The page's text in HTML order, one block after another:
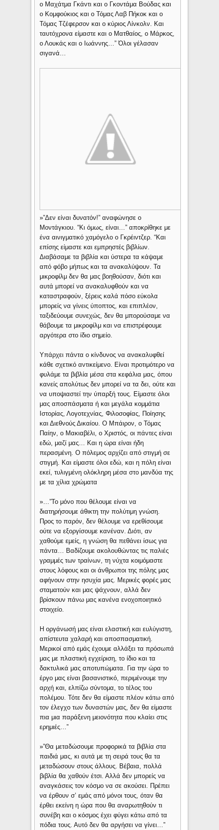
ο Μαχάτμα Γκάντι και ο Γκοντάμα Βούδας και
ο Κομφούκιος και ο Τόμας Λαβ Πήκοκ και ο
Τόμας Τζέφερσον και ο κύριος Λίνκολν. Και
ταυτόχρονα είμαστε και ο Ματθαίος, ο Μάρκος,
ο Λουκάς και ο Ιωάννης…” Όλοι γέλασαν
σιγανά…
»”Δεν είναι δυνατόν!” αναφώνησε ο
Μοντάγκιου. “Κι όμως, είναι…” αποκρίθηκε με
ένα αινιγματικό χαμόγελο ο Γκρέιντζερ. “Και
επίσης είμαστε και εμπρηστές βιβλίων.
Διαβάσαμε τα βιβλία και ύστερα τα κάψαμε
από φόβο μήπως και τα ανακαλύψουν. Τα
μικροφίλμ δεν θα μας βοηθούσαν, διότι και
αυτά μπορεί να ανακαλυφθούν και να
καταστραφούν, ξέρεις καλά πόσο εύκολα
μπορείς να γίνεις ύποπτος, και επιπλέον,
ταξιδεύουμε συνεχώς, δεν θα μπορούσαμε να
θάβουμε τα μικροφίλμ και να επιστρέφουμε
αργότερα στο ίδιο σημείο.
Υπάρχει πάντα ο κίνδυνος να ανακαλυφθεί
κάθε σχετικό αντικείμενο. Είναι προτιμότερο να
φυλάμε τα βιβλία μέσα στα κεφάλια μας, όπου
κανείς απολύτως δεν μπορεί να τα δει, ούτε και
να υποψιαστεί την ύπαρξή τους. Είμαστε όλοι
μας αποσπάσματα ή και μεγάλα κομμάτια
Ιστορίας, Λογοτεχνίας, Φιλοσοφίας, Ποίησης
και Διεθνούς Δικαίου. Ο Μπάιρον, ο Τόμας
Παίην, ο Μακιαβέλι, ο Χριστός, οι πάντες είναι
εδώ, μαζί μας… Και η ώρα είναι ήδη
περασμένη. Ο πόλεμος αρχίζει από στιγμή σε
στιγμή. Και είμαστε όλοι εδώ, και η πόλη είναι
εκεί, τυλιγμένη ολόκληρη μέσα στο μανδύα της
με τα χίλια χρώματα
»…”Το μόνο που θέλουμε είναι να
διατηρήσουμε άθικτη την πολύτιμη γνώση.
Προς το παρόν, δεν θέλουμε να ερεθίσουμε
ούτε να εξοργίσουμε κανέναν. Διότι, αν
χαθούμε εμείς, η γνώση θα πεθάνει ίσως για
πάντα… Βαδίζουμε ακολουθώντας τις παλιές
γραμμές των τραίνων, τη νύχτα κοιμόμαστε
στους λόφους και οι άνθρωποι της πόλης μας
αφήνουν στην ησυχία μας. Μερικές φορές μας
σταματούν και μας ψάχνουν, αλλά δεν
βρίσκουν πάνω μας κανένα ενοχοποιητικό
στοιχείο.
Η οργάνωσή μας είναι ελαστική και ευλύγιστη,
απίστευτα χαλαρή και αποσπασματική.
Μερικοί από εμάς έχουμε αλλάξει τα πρόσωπά
μας με πλαστική εγχείριση, το ίδιο και τα
δακτυλικά μας αποτυπώματα. Για την ώρα το
έργο μας είναι βασανιστικό, περιμένουμε την
αρχή και, ελπίζω σύντομα, το τέλος του
πολέμου. Τότε δεν θα είμαστε πλέον κάτω από
τον έλεγχο των δυναστών μας, δεν θα είμαστε
πια μια παράξενη μειονότητα που κλαίει στις
ερημιές…”
»”Θα μεταδώσουμε προφορικά τα βιβλία στα
παιδιά μας, κι αυτά με τη σειρά τους θα τα
μεταδώσουν στους άλλους. Βέβαια, πολλά
βιβλία θα χαθούν έτσι. Αλλά δεν μπορείς να
αναγκάσεις τον κόσμο να σε ακούσει. Πρέπει
να έρθουν σ’ εμάς από μόνοι τους, όταν θα
έρθει εκείνη η ώρα που θα αναρωτηθούν τι
συνέβη και ο κόσμος έχει φύγει κάτω από τα
πόδια τους. Αυτό δεν θα αργήσει να γίνει…”